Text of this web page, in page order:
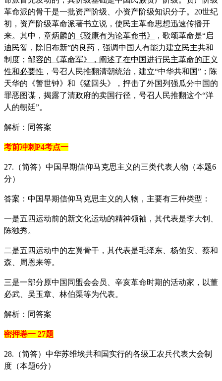
革命派的骨干是一批资产阶级、小资产阶级知识分子。20世纪
初，资产阶级革命派著书立说，使民主革命思想迅速传播开
来。其中， 章炳麟的《驳康有为论革命书》
，歌颂革命是“启
迪民智，除旧布新”的良药，强调中国人有能力建立民主共和
制度； 邹容的《革命军》，阐述了在中国进行民主革命的正义
性和必要性 ，号召人民推翻清朝统治，建立“中华共和国”；陈
天华的《警世钟》和《猛回头》，抨击了外国列强瓜分中国的
罪恶图谋，揭露了清政府的卖国行径，号召人民推翻这个“洋
人的朝廷”。
解析：同答案
考前冲刺P4考点一
27.（简答）中国早期信仰马克思主义的三类代表人物（本题6
分）
答案：中国早期信仰马克思主义的人物，主要有三种类型：
一是五四运动前的新文化运动的精神领袖，其代表是李大钊、
陈独秀。
二是五四运动中的左翼骨干，其代表是毛泽东、杨匏安、蔡和
森、周恩来等。
三是一部分原中国同盟会会员、辛亥革命时期的活动家，以董
必武、吴玉章、林伯渠等为代表。
解析：同答案
密押卷一 27题
28.（简答）中华苏维埃共和国实行的各级工农兵代表大会制
度（本题6分）